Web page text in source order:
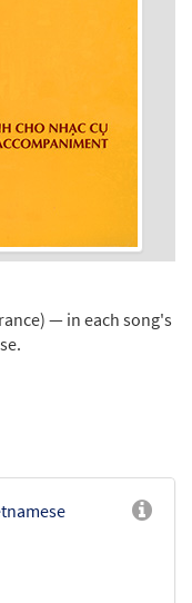
— in each song's